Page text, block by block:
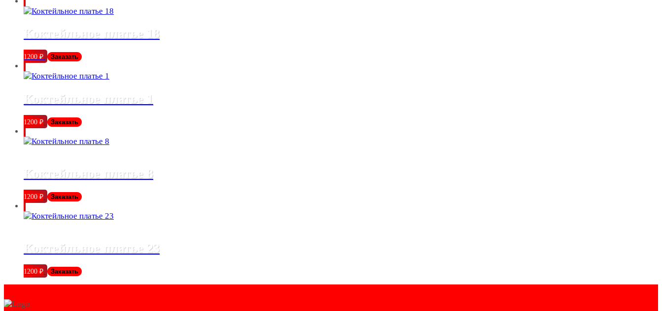
Коктейльное платье 18
1200 ₽ Заказать
Коктейльное платье 1
1200 ₽ Заказать
Коктейльное платье 8
1200 ₽ Заказать
Коктейльное платье 23
1200 ₽ Заказать